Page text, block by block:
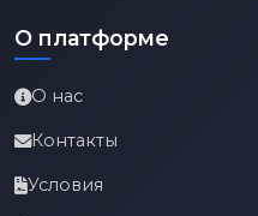
О платформе
О нас
Контакты
Условия